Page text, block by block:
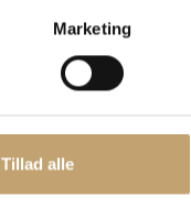
Marketing
Tillad alle
Fliser